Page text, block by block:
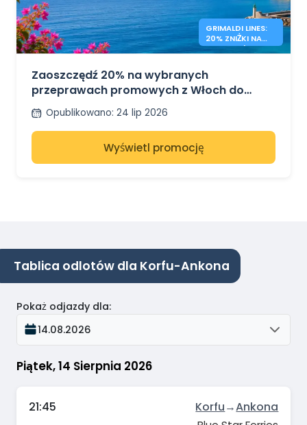
GRIMALDI LINES:
20% ZNIŻKI NA
PROMY WŁOCHY
Zaoszczędź 20% na wybranych
przeprawach promowych z Włoch do
Grecji z Grimaldi Lines
Opublikowano: 24 lip 2026
Wyświetl promocję
Tablica odlotów dla Korfu-Ankona
Piątek, 14 Sierpnia 2026
Pokaż odjazdy dla:
14.08.2026
21:45 Korfu→Ankona